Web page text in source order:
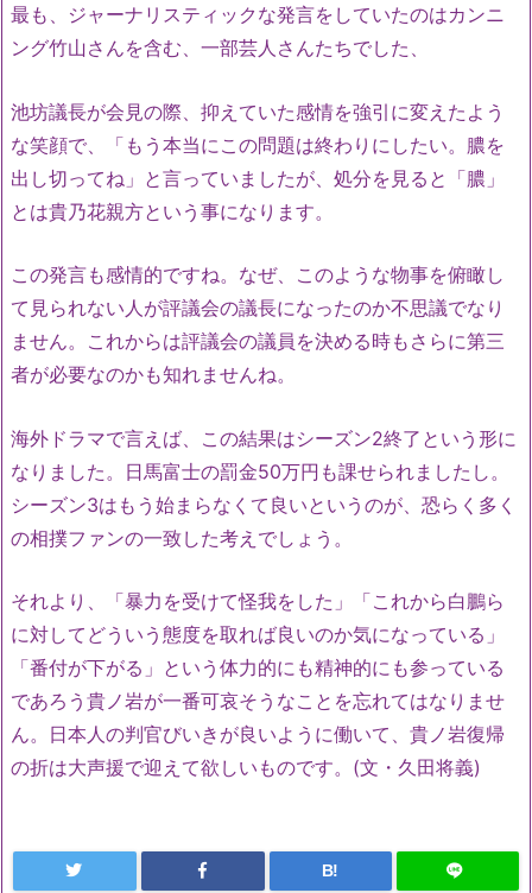
最も、ジャーナリスティックな発言をしていたのはカンニ
ング竹山さんを含む、一部芸人さんたちでした、
池坊議長が会見の際、抑えていた感情を強引に変えたよう
な笑顔で、「もう本当にこの問題は終わりにしたい。膿を
出し切ってね」と言っていましたが、処分を見ると「膿」
とは貴乃花親方という事になります。
この発言も感情的ですね。なぜ、このような物事を俯瞰し
て見られない人が評議会の議長になったのか不思議でなり
ません。これからは評議会の議員を決める時もさらに第三
者が必要なのかも知れませんね。
海外ドラマで言えば、この結果はシーズン2終了という形に
なりました。日馬富士の罰金50万円も課せられましたし。
シーズン3はもう始まらなくて良いというのが、恐らく多く
の相撲ファンの一致した考えでしょう。
それより、「暴力を受けて怪我をした」「これから白鵬ら
に対してどういう態度を取れば良いのか気になっている」
「番付が下がる」という体力的にも精神的にも参っている
であろう貴ノ岩が一番可哀そうなことを忘れてはなりませ
ん。日本人の判官びいきが良いように働いて、貴ノ岩復帰
の折は大声援で迎えて欲しいものです。(文・久田将義)
B!